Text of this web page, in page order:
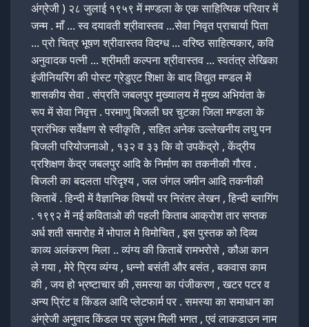
अंग्रेजी ) २८ जुलाई १९५९ में मण्डला के एक साहित्यिक परिवार में
जन्म . माँ ... स्व दयावती श्रीवास्तव ...सेवा निवृत प्राचार्या पिता
... प्रो चित्र भूषण श्रीवास्तव विदग्ध ... वरिष्ठ साहित्यकार, कवि
अनुवादक पत्नी ... श्रीमती कल्पना श्रीवास्तव ... स्वतंत्र लेखिका
इंजीनियरिंग की पोस्ट ग्रेडुएट शिक्षा के बाद विद्युत मण्डल में
शासकीय सेवा . संप्रति जबलपुर मुख्यालय में मुख्य अभियंता के
रूप में सेवा निवृत्त . परमाणु बिजली घर चुटका जिला मण्डला के
प्रारंभिक सर्वेक्षण से स्वीकृति , सहित अनेक उल्लेखनीय लघु पन
बिजली परियोजनाओ , १३२ व ३३ कि वो उपकेंद्रो , केंद्रीय
प्रशिक्षण केंद्र जबलपुर आदि के निर्माण का तकनीकी गौरव .
बिजली का बदलता परिदृश्य , जल जंगल जमीन आदि तकनीकी
किताबें . हिन्दी में वैज्ञानिक विषयों पर निरंतर लेखन , हिन्दी ब्लागिंग
. १९९२ में नई कविताओ की पहली किताब आक्रोश तार सप्तक
अर्ध शती समारोह में भोपाल मे विमोचित , इस पुस्तक को दिव्य
काव्य अलंकरण मिला .. व्यंग्य की किताबें रामभरोसे , कौआ कान
ले गया , मेरे प्रिय व्यंग्य , धन्नो बसंती और बसंत , बकवास काम
की , जय हो भ्रष्टाचार की ,समस्या का पंजीकरण , खटर पटर व
अन्य प्रिंट व किंडल आदि प्लेटफार्म पर . समस्या का समाधान का
अंग्रेजी अनुवाद किंडल पर सुलभ मिली भगत , एवं लाकडाउन नाम